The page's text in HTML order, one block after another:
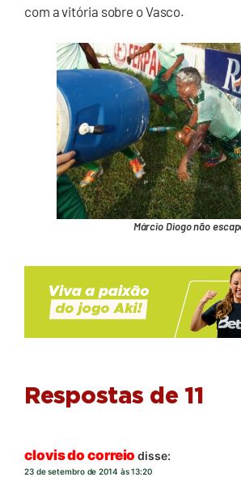
com a vitória sobre o Vasco.
Márcio Diogo não
Respostas de 11
clovis do correio disse:
23 de setembro de 2014 às 13:20